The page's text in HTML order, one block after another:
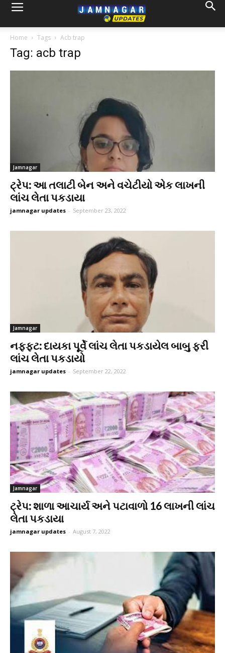
Home Tags Acb trap
Tag: acb trap
Jamnagar
ટ્રેપ: આ તલાટી બેન અને વચેટીયો એક લાખની
લાંચ લેતા પકડાયા
jamnagar updates - September 23, 2022
Jamnagar
નફ્ફટ: દાયકા પૂર્વે લાંચ લેતા પકડાયેલ બાબુ ફરી
લાંચ લેતા પકડાયો
jamnagar updates - September 22, 2022
Jamnagar
ટ્રેપ: શાળા આચાર્ય અને પટાવાળો 16 લાખની લાંચ
લેતા પકડાયા
jamnagar updates - August 7, 2022